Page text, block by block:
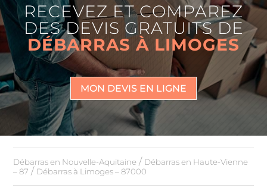
RECEVEZ ET COMPAREZ
DES DEVIS GRATUITS DE
DÉBARRAS À LIMOGES
MON DEVIS EN LIGNE
Débarras en Nouvelle-Aquitaine / Débarras en Haute-Vienne
– 87 / Débarras à Limoges – 87000